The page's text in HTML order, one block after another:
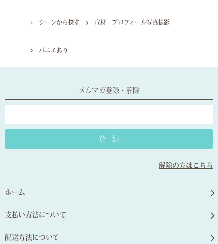
シーンから探す 宣材・プロフィール写真撮影
パニエあり
メルマガ登録・解除
解除の方はこちら
ホーム
支払い方法について
配送方法について